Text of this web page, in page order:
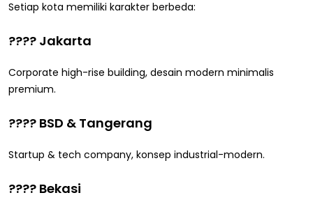
Setiap kota memiliki karakter berbeda:
???? Jakarta
Corporate high-rise building, desain modern minimalis
premium.
???? BSD & Tangerang
Startup & tech company, konsep industrial-modern.
???? Bekasi